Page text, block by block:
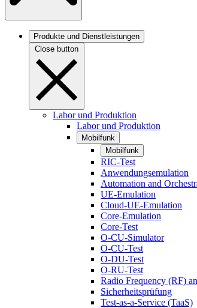
Produkte und Dienstleistungen
Close button
Labor und Produktion
Labor und Produktion
Mobilfunk
Mobilfunk
RIC-Test
Anwendungsemulation
Automation and
UE-Emulation
Cloud-UE-Emulation
Core-Emulation
Core-Test
O-CU-Simulator
O-CU-Test
O-DU-Test
O-RU-Test
Radio Frequency (RF)
Sicherheitsprüfung
Test-as-a-Service (TaaS)